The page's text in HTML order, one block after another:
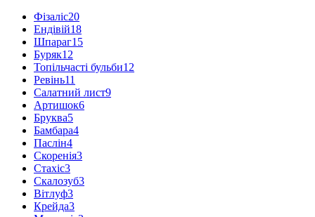
Фізаліс20
Ендівій18
Шпараг15
Буряк12
Топільчасті бульби12
Ревінь11
Салатний лист9
Артишок6
Бруква5
Бамбара4
Паслін4
Скоренія3
Стахіс3
Скалозуб3
Вітлуф3
Крейда3